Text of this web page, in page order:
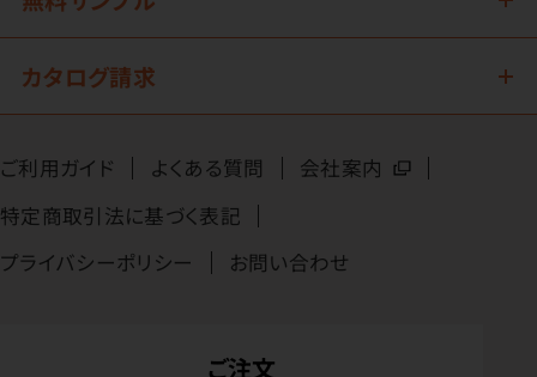
カタログ請求
ご利用ガイド よくある質問
会社案内
特定商取引法に基づく表記
プライバシーポリシー
お問い合わせ
ご注文